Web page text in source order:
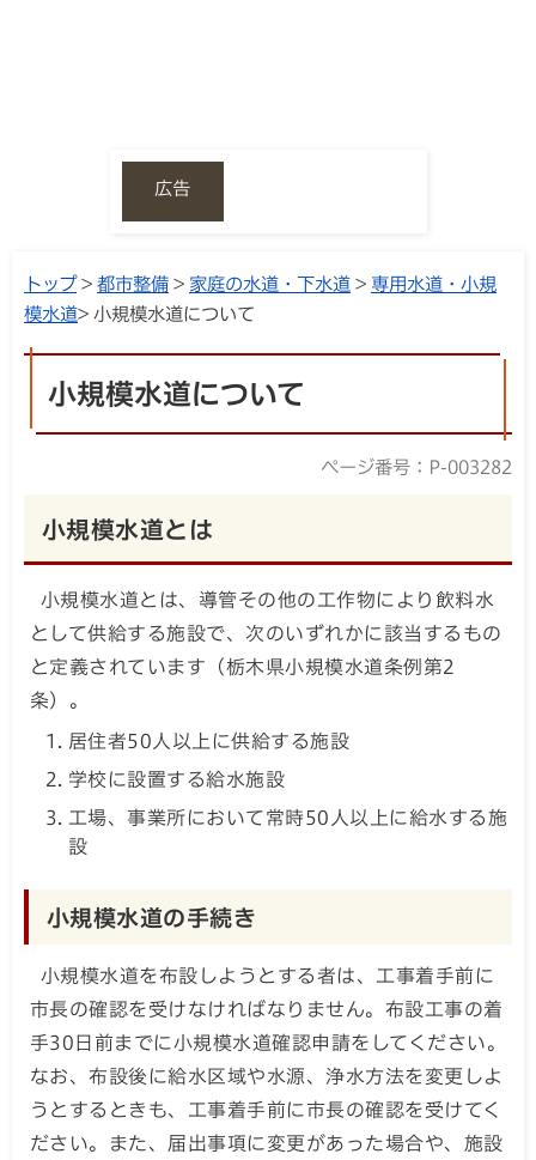
広告
トップ> 都市整備 > 家庭の水道・下水道 > 専用水道・小規
模水道> 小規模水道について
小規模水道について
ページ番号：P-003282
小規模水道とは
小規模水道とは、導管その他の工作物により飲料水
として供給する施設で、次のいずれかに該当するもの
と定義されています（栃木県小規模水道条例第2
条）。
居住者50人以上に供給する施設
学校に設置する給水施設
工場、事業所において常時50人以上に給水する施
設
小規模水道の手続き
小規模水道を布設しようとする者は、工事着手前に
市長の確認を受けなければなりません。布設工事の着
手30日前までに小規模水道確認申請をしてください。
なお、布設後に給水区域や水源、浄水方法を変更しよ
うとするときも、工事着手前に市長の確認を受けてく
ださい。また、届出事項に変更があった場合や、施設